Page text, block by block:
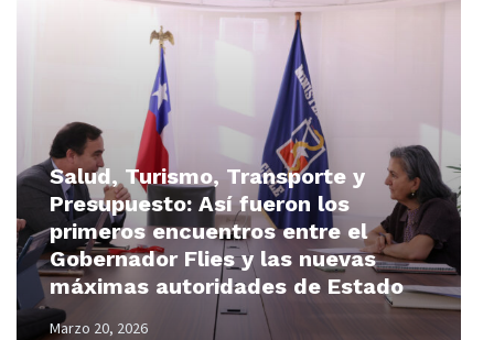
Salud, Turismo, Transporte y
Presupuesto: Así fueron los
primeros encuentros entre el
Gobernador Flies y las nuevas
máximas autoridades de Estado
Marzo 20, 2026